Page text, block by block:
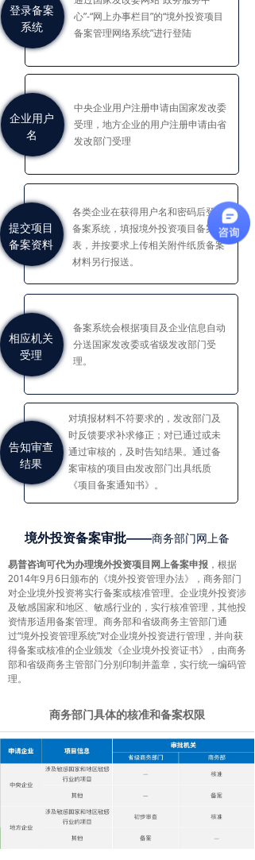
告知审查
结果
对填报材料不符要求的，发改部门及
时反馈要求补求修正；对已通过或未
通过审核的，及时告知结果。通过备
案审核的项目由发改部门出具纸质
《项目备案通知书》。
提交项目
备案资料
各类企业在获得用户名和密码后登陆
备案系统，填报境外投资项目备案
表，并按要求上传相关附件纸质备案
材料另行报送。
相应机关
受理
及审查
备案系统会根据项目及企业信息自动
分送国家发改委或省级发改部门受
理。
登录备案
系统
心”-“网上办事栏目”的“境外投资项目
备案管理网络系统”进行登陆
企业用户
名
注册
中央企业用户注册申请由国家发改委
受理，地方企业的用户注册申请由省
发改部门受理
易普咨询可代为办理境外投资项目网上备案申报 ，根据
2014年9月6日颁布的《境外投资管理办法》，商务部门
对企业境外投资将实行备案或核准管理。企业境外投资涉
及敏感国家和地区、敏感行业的，实行核准管理，其他投
资情形适用备案管理。商务部和省级商务主管部门通
过“境外投资管理系统”对企业境外投资进行管理，并向获
得备案或核准的企业颁发《企业境外投资证书》，由商务
部和省级商务主管部门分别印制并盖章，实行统一编码管
理。
境外投资备案审批——商务部门网上备
商务部门具体的核准和备案权限